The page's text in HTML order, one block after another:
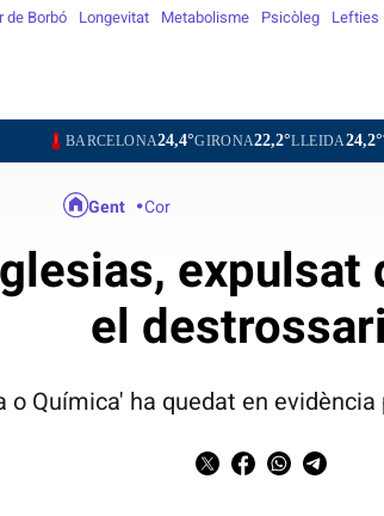
de Borbó Longevitat Metabolisme Psicòleg Lefties
24,4°GIRONA22,2°LLEIDA24,2°TARRAGONA
Gent Cor
expulsat
el
o Química' ha quedat en